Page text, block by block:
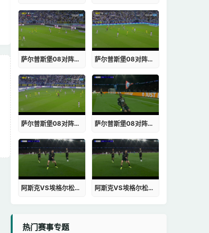
萨尔普斯堡08对阵哈马尔无插件 萨尔普斯堡08对阵哈马尔在线直播
萨尔普斯堡08对阵哈马尔在线观看免费 萨尔普斯堡08对阵哈马尔赛程
阿斯克VS埃格尔松德在线直播 阿斯克VS埃格尔松德免费观看
热门赛事专题